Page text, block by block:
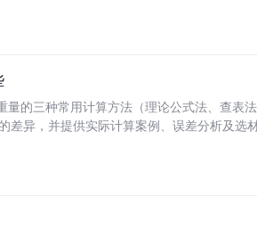
量的三种常用计算方法（理论公式法、查表
差异，并提供实际计算案例、误差分析及选